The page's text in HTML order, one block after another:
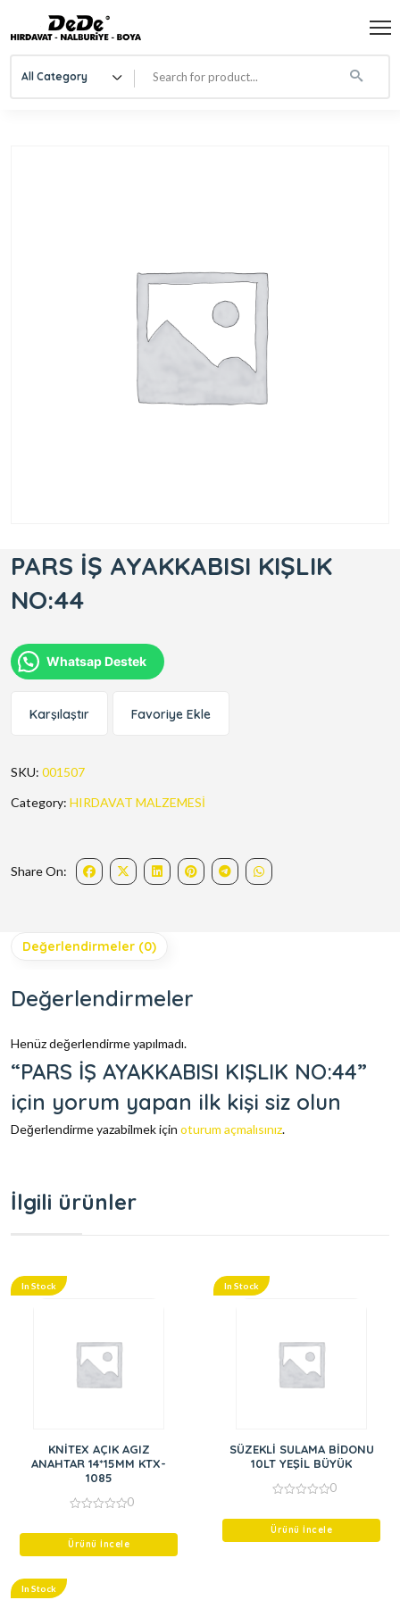
All Category
PARS İŞ AYAKKABISI KIŞLIK
NO:44
Whatsap Destek
Karşılaştır Favoriye Ekle
SKU: 001507
Category: HIRDAVAT MALZEMESİ
Share On:
Değerlendirmeler (0)
Değerlendirmeler
Henüz değerlendirme yapılmadı.
“PARS İŞ AYAKKABISI KIŞLIK NO:44”
için yorum yapan ilk kişi siz olun
Değerlendirme yazabilmek için oturum açmalısınız.
İlgili ürünler
In Stock
KNİTEX AÇIK AGIZ
ANAHTAR 14*15MM KTX-
1085
of
0
Ürünü İncele
In Stock
SÜZEKLİ SULAMA BİDONU
10LT YEŞİL BÜYÜK
of
0
Ürünü İncele
In Stock